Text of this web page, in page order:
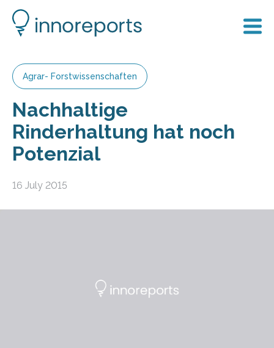
Agrar- Forstwissenschaften
Nachhaltige
Rinderhaltung hat noch
Potenzial
16 July 2015